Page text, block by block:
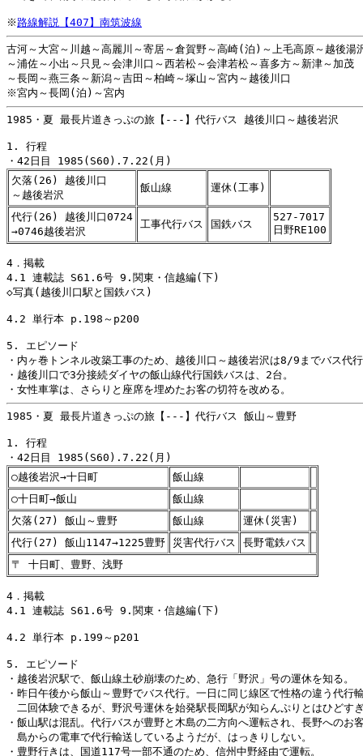
※ 路線解説【407】南筑波線
古河～大宮～川越～高麗川～寄居～倉賀野～高崎(泊)～上毛高原～越後湯
～浦佐～小出～只見～会津川口～西若松～会津若松～喜多方～新津～加茂
～長岡～燕三条～新潟～吉田～柏崎～塚山～宮内～越後川口
1985・夏 最長片道きっぷの旅【---】代行バス 越後川口～越後岩沢
1. 行程
欠落(26) 越後川口
～越後岩沢
飯山線 運休(工事)
代行(26) 越後川口0724
→0746越後岩沢
工事代行バス 国鉄バス
527-7017
日野RE100
4．掲載
4.1 連載誌 S61.6号 9.関東・信越編(下)
◇写真(越後川口駅と国鉄バス)
4.2 単行本 p.198～p200
5. エピソード
・内ヶ巻トンネル改築工事のため、越後川口～越後岩沢は8/9までバス代
・越後川口で3分接続ダイヤの飯山線代行国鉄バスは、2台。
1985・夏 最長片道きっぷの旅【---】代行バス 飯山～豊野
1. 行程
○越後岩沢→十日町
飯山線
○十日町→飯山
飯山線
欠落(27) 飯山～豊野
飯山線
運休(災害)
代行(27) 飯山1147→1225豊野
災害代行バス
長野電鉄バス
〒 十日町、豊野、浅野
4．掲載
4.1 連載誌 S61.6号 9.関東・信越編(下)
4.2 単行本 p.199～p201
5. エピソード
・越後岩沢駅で、飯山線土砂崩壊のため、急行「野沢」号の運休を知る。
・昨日午後から飯山～豊野でバス代行。一日に同じ線区で性格の違う代行
二回体験できるが、野沢号運休を始発駅長岡駅が知らんぷりとはひどす
・飯山駅は混乱。代行バスが豊野と木島の二方向へ運転され、長野へのお
島からの電車で代行輸送しているようだが、はっきりしない。